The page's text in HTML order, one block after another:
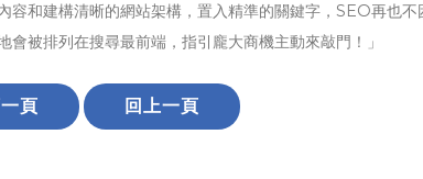
和建構清晰的網站架構，置入精準的關鍵字，SEO再也不
被排列在搜尋最前端，指引龐大商機主動來敲門！」
頁 回上一頁